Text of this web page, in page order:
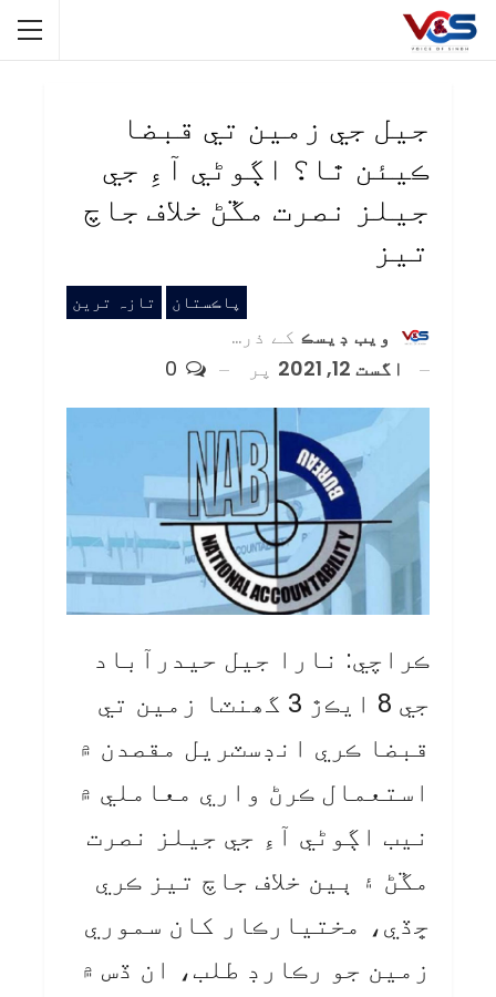
جيل جي زمين تي قبضا
ڪيئن ٿا؟ اڳوڻي آءِ جي
جيلز نصرت مڱڻ خلاف جاچ
تيز
پاڪستان تازہ ترین
ويب ڊيسڪ کے ذریعہ
اگست 12, 2021
پر
ڪراچي: نارا جيل حيدرآباد
جي 8 ايڪڙ 3 گھنٽا زمين تي
قبضا ڪري انڊسٽريل مقصدن ۾
استعمال ڪرڻ واري معاملي ۾
نيب اڳوڻي آءِ جي جيلز نصرت
مڱڻ ۽ ٻين خلاف جاچ تيز ڪري
ڇڏي، مختيارڪار کان سموري
زمين جو رڪارڊ طلب، ان ڏس ۾